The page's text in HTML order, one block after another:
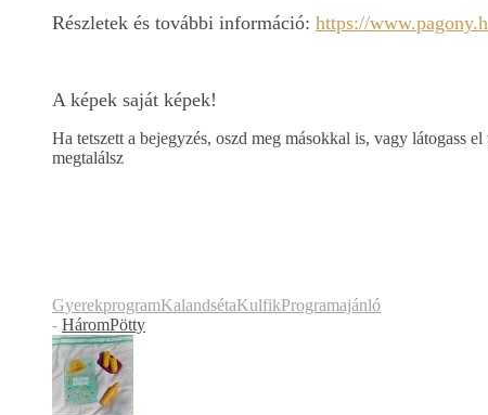
Részletek és további információ: https://
A képek saját képek!
Ha tetszett a bejegyzés, oszd meg másokkal is, vagy látogass
megtalálsz
GyerekprogramKalandsétaKulfikProgramajánló
- HáromPötty